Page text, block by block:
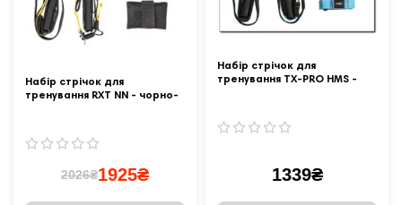
Набір стрічок для
тренування RXT NN - чорно-
2026₴1925₴
Набір стрічок для
тренування TX-PRO HMS -
1339₴